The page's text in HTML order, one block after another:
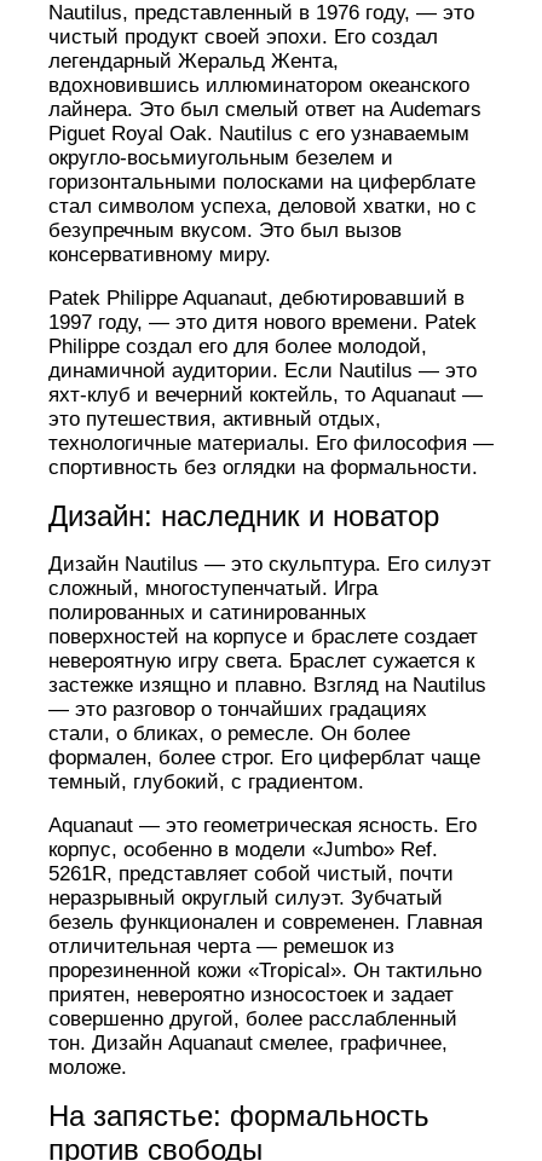
Nautilus, представленный в 1976 году, — это
чистый продукт своей эпохи. Его создал
легендарный Жеральд Жента,
вдохновившись иллюминатором океанского
лайнера. Это был смелый ответ на Audemars
Piguet Royal Oak. Nautilus с его узнаваемым
округло-восьмиугольным безелем и
горизонтальными полосками на циферблате
стал символом успеха, деловой хватки, но с
безупречным вкусом. Это был вызов
консервативному миру.
Patek Philippe Aquanaut, дебютировавший в
1997 году, — это дитя нового времени. Patek
Philippe создал его для более молодой,
динамичной аудитории. Если Nautilus — это
яхт-клуб и вечерний коктейль, то Aquanaut —
это путешествия, активный отдых,
технологичные материалы. Его философия —
спортивность без оглядки на формальности.
Дизайн: наследник и новатор
Дизайн Nautilus — это скульптура. Его силуэт
сложный, многоступенчатый. Игра
полированных и сатинированных
поверхностей на корпусе и браслете создает
невероятную игру света. Браслет сужается к
застежке изящно и плавно. Взгляд на Nautilus
— это разговор о тончайших градациях
стали, о бликах, о ремесле. Он более
формален, более строг. Его циферблат чаще
темный, глубокий, с градиентом.
Aquanaut — это геометрическая ясность. Его
корпус, особенно в модели «Jumbo» Ref.
5261R, представляет собой чистый, почти
неразрывный округлый силуэт. Зубчатый
безель функционален и современен. Главная
отличительная черта — ремешок из
прорезиненной кожи «Tropical». Он тактильно
приятен, невероятно износостоек и задает
совершенно другой, более расслабленный
тон. Дизайн Aquanaut смелее, графичнее,
моложе.
На запястье: формальность
против свободы